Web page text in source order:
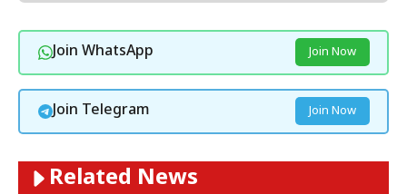
Join WhatsApp Join Now
Join Telegram Join Now
Related News